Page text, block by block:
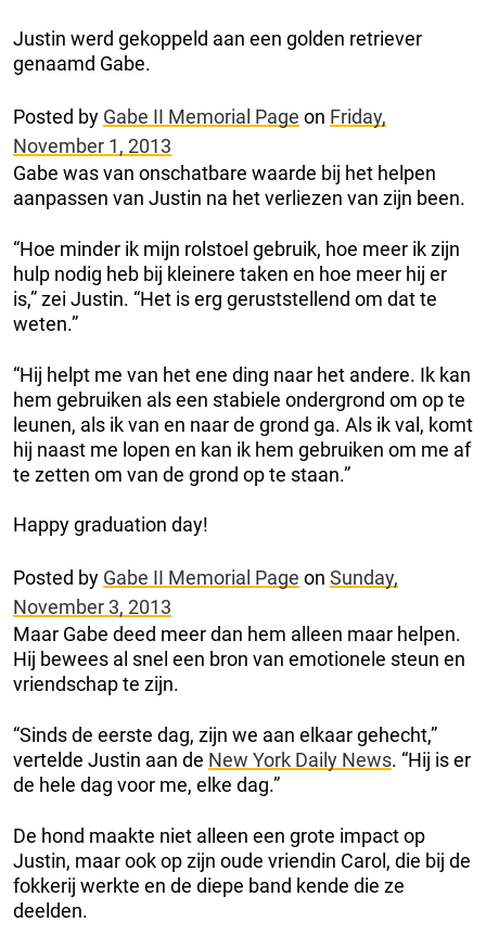
Justin werd gekoppeld aan een golden retriever
genaamd Gabe.
Posted by Gabe II Memorial Page on Friday,
November 1, 2013
Gabe was van onschatbare waarde bij het helpen
aanpassen van Justin na het verliezen van zijn been.
“Hoe minder ik mijn rolstoel gebruik, hoe meer ik zijn
hulp nodig heb bij kleinere taken en hoe meer hij er
is,” zei Justin. “Het is erg geruststellend om dat te
weten.”
“Hij helpt me van het ene ding naar het andere. Ik kan
hem gebruiken als een stabiele ondergrond om op te
leunen, als ik van en naar de grond ga. Als ik val, komt
hij naast me lopen en kan ik hem gebruiken om me af
te zetten om van de grond op te staan.”
Happy graduation day!
Posted by Gabe II Memorial Page on Sunday,
November 3, 2013
Maar Gabe deed meer dan hem alleen maar helpen.
Hij bewees al snel een bron van emotionele steun en
vriendschap te zijn.
“Sinds de eerste dag, zijn we aan elkaar gehecht,”
vertelde Justin aan de New York Daily News. “Hij is er
de hele dag voor me, elke dag.”
De hond maakte niet alleen een grote impact op
Justin, maar ook op zijn oude vriendin Carol, die bij de
fokkerij werkte en de diepe band kende die ze
deelden.